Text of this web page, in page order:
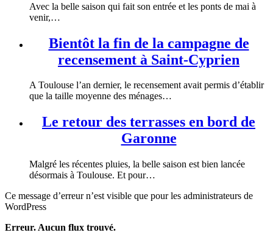
Avec la belle saison qui fait son entrée et les ponts de mai à
venir,…
Bientôt la fin de la campagne de
recensement à Saint-Cyprien
A Toulouse l’an dernier, le recensement avait permis d’établir
que la taille moyenne des ménages…
Le retour des terrasses en bord de
Garonne
Malgré les récentes pluies, la belle saison est bien lancée
désormais à Toulouse. Et pour…
Ce message d’erreur n’est visible que pour les administrateurs de
WordPress
Erreur. Aucun flux trouvé.